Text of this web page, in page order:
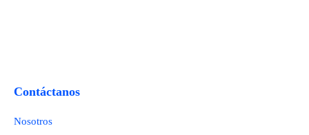
Contáctanos
Nosotros